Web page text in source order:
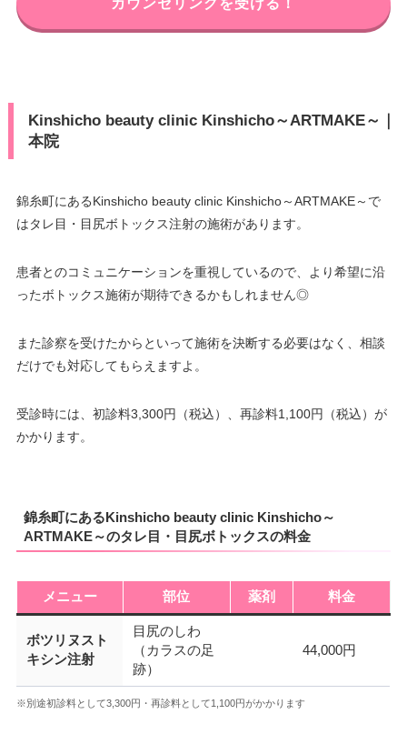
カウンセリングを受ける！
Kinshicho beauty clinic Kinshicho～ARTMAKE～｜
本院
錦糸町にあるKinshicho beauty clinic Kinshicho～ARTMAKE～で
はタレ目・目尻ボトックス注射の施術があります。
患者とのコミュニケーションを重視しているので、より希望に沿
ったボトックス施術が期待できるかもしれません◎
また診察を受けたからといって施術を決断する必要はなく、相談
だけでも対応してもらえますよ。
受診時には、初診料3,300円（税込）、再診料1,100円（税込）が
かかります。
錦糸町にあるKinshicho beauty clinic Kinshicho～
ARTMAKE～のタレ目・目尻ボトックスの料金
メニュー 部位 薬剤 料金
ボツリヌスト
キシン注射
目尻のしわ
（カラスの足
跡）
44,000円
※別途初診料として3,300円・再診料として1,100円がかかります